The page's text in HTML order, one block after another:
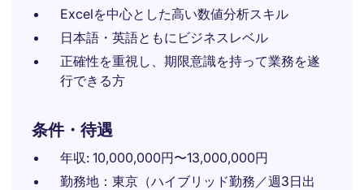
Excelを中心とした高い数値分析スキル
日本語・英語ともにビジネスレベル
正確性を重視し、期限意識を持って業務を遂
行できる方
条件・待遇
年収: 10,000,000円〜13,000,000円
勤務地：東京（ハイブリッド勤務／週3日出